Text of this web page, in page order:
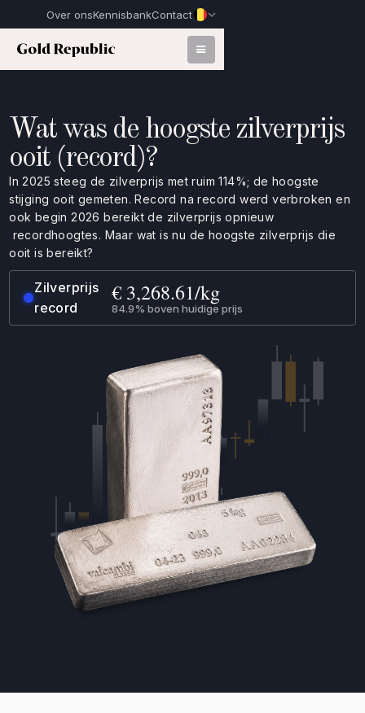
Over onsKennisbankContact
Wat was de hoogste zilverprijs
ooit (record)?
In 2025 steeg de zilverprijs met ruim 114%; de hoogste
stijging ooit gemeten. Record na record werd verbroken en
ook begin 2026 bereikt de zilverprijs opnieuw
recordhoogtes. Maar wat is nu de hoogste zilverprijs die
ooit is bereikt?
Zilverprijs
record
€ 3,268.61/kg
84.9% boven huidige prijs